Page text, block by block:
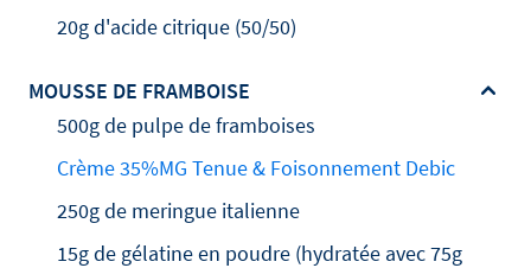
20g d'acide citrique (50/50)
MOUSSE DE FRAMBOISE
500g de pulpe de framboises
Crème 35%MG Tenue & Foisonnement Debic
250g de meringue italienne
15g de gélatine en poudre (hydratée avec 75g